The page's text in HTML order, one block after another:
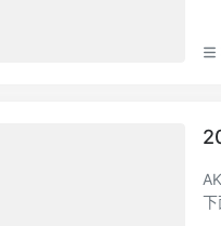
下